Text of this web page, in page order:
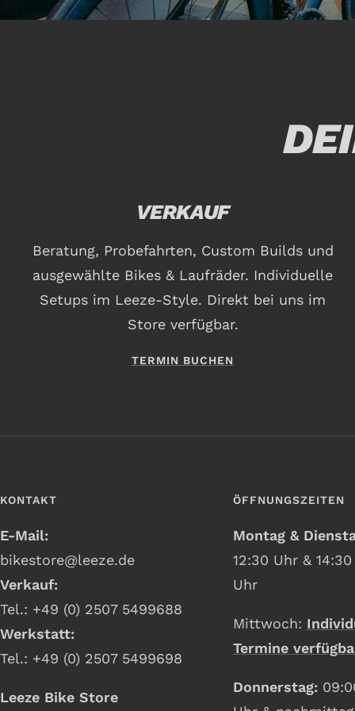
VERKAUF
Beratung, Probefahrten, Custom Builds und
ausgewählte Bikes & Laufräder. Individuelle
Setups im Leeze-Style. Direkt bei uns im
Store verfügbar.
TERMIN BUCHEN
KONTAKT
E-Mail:
bikestore@leeze.de
Verkauf:
Tel.: +49 (0) 2507 5499688
Werkstatt:
Tel.: +49 (0) 2507 5499698
Leeze Bike Store
ÖFFNUNGSZEITEN
Montag &
12:30 Uhr &
Uhr
Mittwoch:
Termine
Donnerstag: